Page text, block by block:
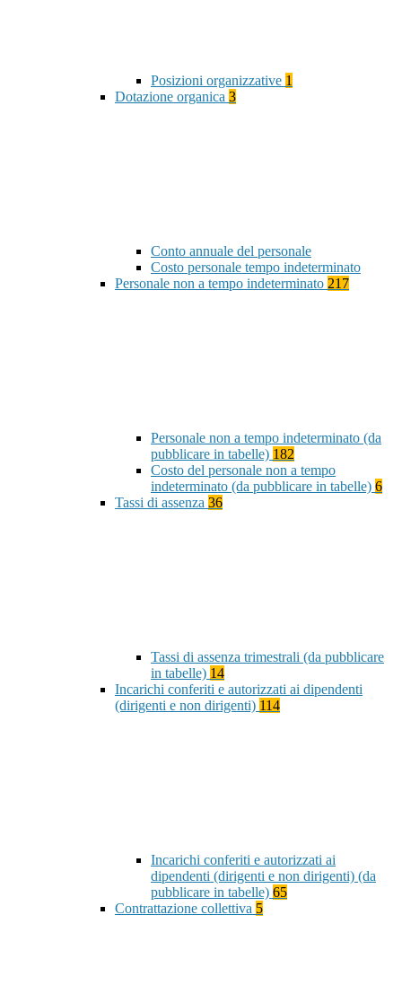
Posizioni organizzative 1
Dotazione organica 3
Conto annuale del personale
Costo personale tempo indeterminato
Personale non a tempo indeterminato 217
Personale non a tempo indeterminato (da
pubblicare in tabelle) 182
Costo del personale non a tempo
indeterminato (da pubblicare in tabelle) 6
Tassi di assenza 36
Tassi di assenza trimestrali (da pubblicare
in tabelle) 14
Incarichi conferiti e autorizzati ai dipendenti
(dirigenti e non dirigenti) 114
Incarichi conferiti e autorizzati ai
dipendenti (dirigenti e non dirigenti) (da
pubblicare in tabelle) 65
Contrattazione collettiva 5